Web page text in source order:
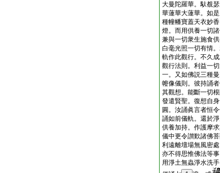
大曼陀羅華。馱覩
華蓮華大蓮華。如
種幢幡寶蓋天衣妙
燈。而用供養一切
兼與一切衆生施食
白毫光照一切有情
軌作此觀行。不久
觀行法則。利益一
一。又如佛説三種
㡧像儀則。彼持誦
其觀想。能斷一切
發遣賢聖。復想自
圓。汝誦眞言者恒
誦如前儀軌。還於
供養加持。作護摩
儀中更令讃歎諸佛
利遠離壇場無風密
亦不得思惟佛法等
用淨土無蟲淨水洗